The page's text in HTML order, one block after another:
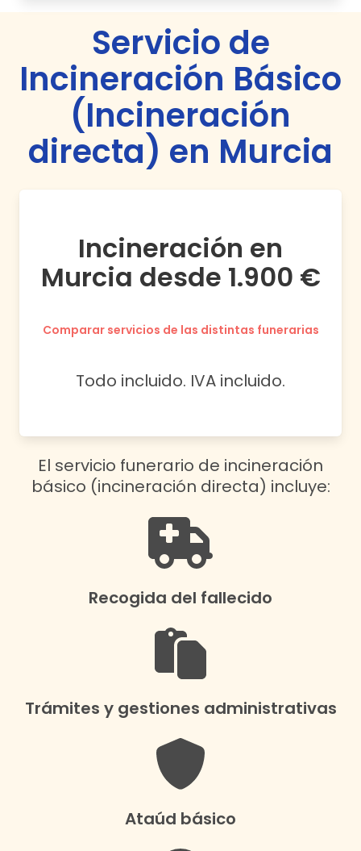
Servicio de
Incineración Básico
(Incineración
directa) en Murcia
Incineración en
Murcia desde 1.900 €
Comparar servicios de las distintas funerarias
Todo incluido. IVA incluido.
El servicio funerario de incineración
básico (incineración directa) incluye:
Recogida del fallecido
Trámites y gestiones administrativas
Ataúd básico